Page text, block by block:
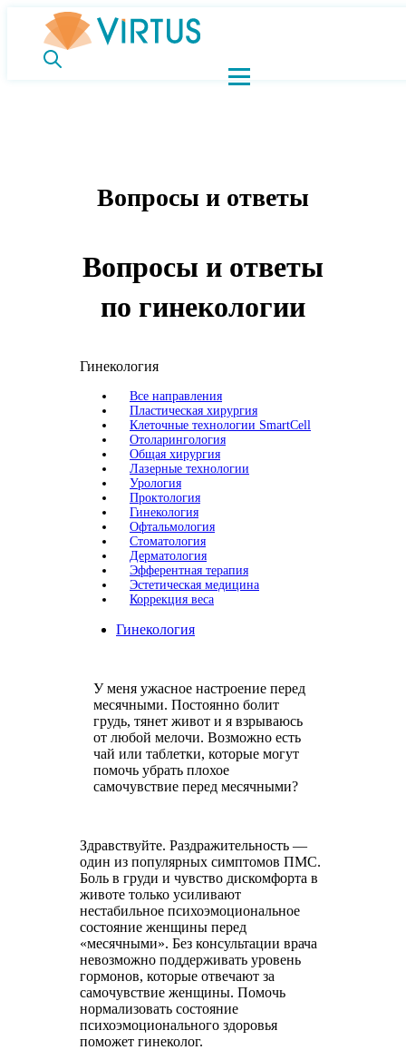
Вопросы и ответы
Вопросы и ответы
по гинекологии
Гинекология
Все направления
Пластическая хирургия
Клеточные технологии SmartCell
Отоларингология
Общая хирургия
Лазерные технологии
Урология
Проктология
Гинекология
Офтальмология
Стоматология
Дерматология
Эфферентная терапия
Эстетическая медицина
Коррекция веса
Гинекология
У меня ужасное настроение перед
месячными. Постоянно болит
грудь, тянет живот и я взрываюсь
от любой мелочи. Возможно есть
чай или таблетки, которые могут
помочь убрать плохое
самочувствие перед месячными?
Здравствуйте. Раздражительность —
один из популярных симптомов ПМС.
Боль в груди и чувство дискомфорта в
животе только усиливают
нестабильное психоэмоциональное
состояние женщины перед
«месячными». Без консультации врача
невозможно поддерживать уровень
гормонов, которые отвечают за
самочувствие женщины. Помочь
нормализовать состояние
психоэмоционального здоровья
поможет гинеколог.